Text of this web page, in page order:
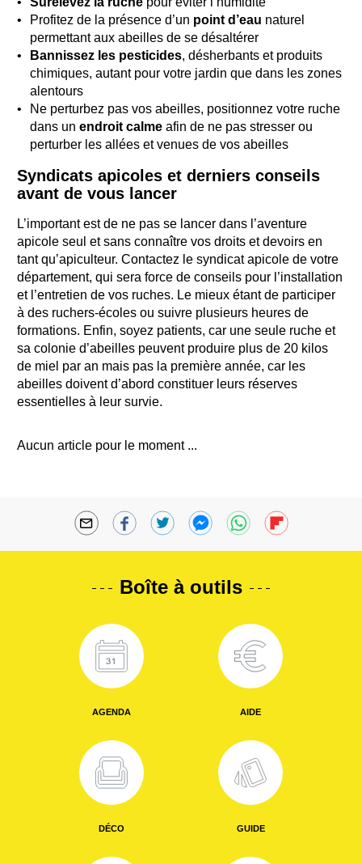
Profitez de la présence d’un point d’eau naturel
permettant aux abeilles de se désaltérer
Bannissez les pesticides, désherbants et produits
chimiques, autant pour votre jardin que dans les zones
alentours
Ne perturbez pas vos abeilles, positionnez votre ruche
dans un endroit calme afin de ne pas stresser ou
perturber les allées et venues de vos abeilles
Syndicats apicoles et derniers conseils
avant de vous lancer
L’important est de ne pas se lancer dans l’aventure
apicole seul et sans connaître vos droits et devoirs en
tant qu’apiculteur. Contactez le syndicat apicole de votre
département, qui sera force de conseils pour l’installation
et l’entretien de vos ruches. Le mieux étant de participer
à des ruchers-écoles ou suivre plusieurs heures de
formations. Enfin, soyez patients, car une seule ruche et
sa colonie d’abeilles peuvent produire plus de 20 kilos
de miel par an mais pas la première année, car les
abeilles doivent d’abord constituer leurs réserves
essentielles à leur survie.
Aucun article pour le moment ...
Boîte à outils
AGENDA AIDE
DÉCO GUIDE